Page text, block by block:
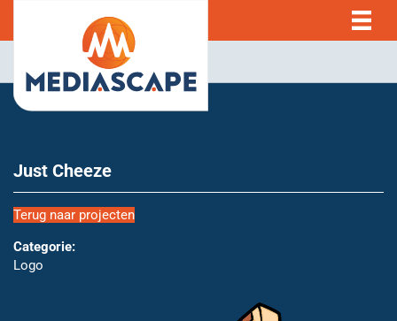
Just Cheeze
Terug naar projecten
Categorie:
Logo